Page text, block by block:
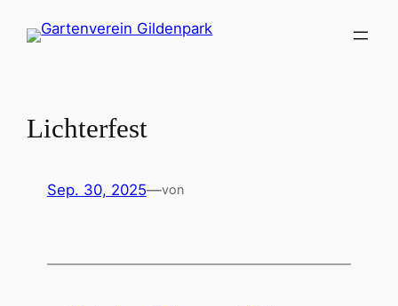
Inhalt
Lichterfest
Sep. 30, 2025—von